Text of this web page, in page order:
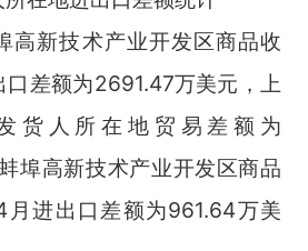
高新技术产业开发区商品收
口差额为2691.47万美元，上
货人所在地贸易差额为
埠高新技术产业开发区商品
进出口差额为961.64万美